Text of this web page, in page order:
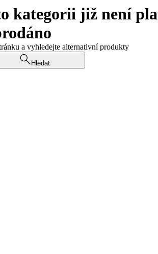
kategorii již není
a vyhledejte alternativní produkty
Hledat